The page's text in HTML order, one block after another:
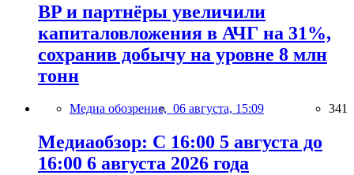
BP и партнёры увеличили
капиталовложения в АЧГ на 31%,
сохранив добычу на уровне 8 млн
тонн
Медиа обозрение, 06 августа, 15:09 341
Медиаобзор: С 16:00 5 августа до
16:00 6 августа 2026 года